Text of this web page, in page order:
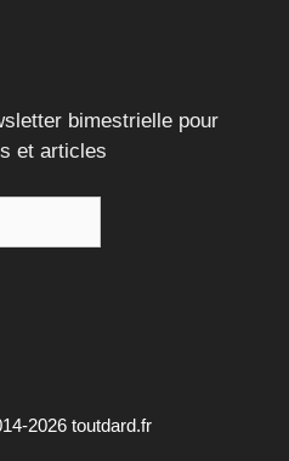
bimestrielle pour
et articles
2026 toutdard.fr